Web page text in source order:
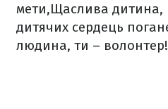
мети,Щаслива дитина,
дитячих сердець
людина, ти – волонтер!